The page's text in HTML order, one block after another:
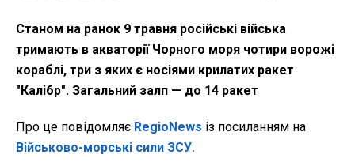
Станом на ранок 9 травня російські війська
тримають в акваторії Чорного моря чотири ворожі
кораблі, три з яких є носіями крилатих ракет
"Калібр". Загальний залп — до 14 ракет
Про це повідомляє RegioNews із посиланням на
Військово-морські сили ЗСУ.